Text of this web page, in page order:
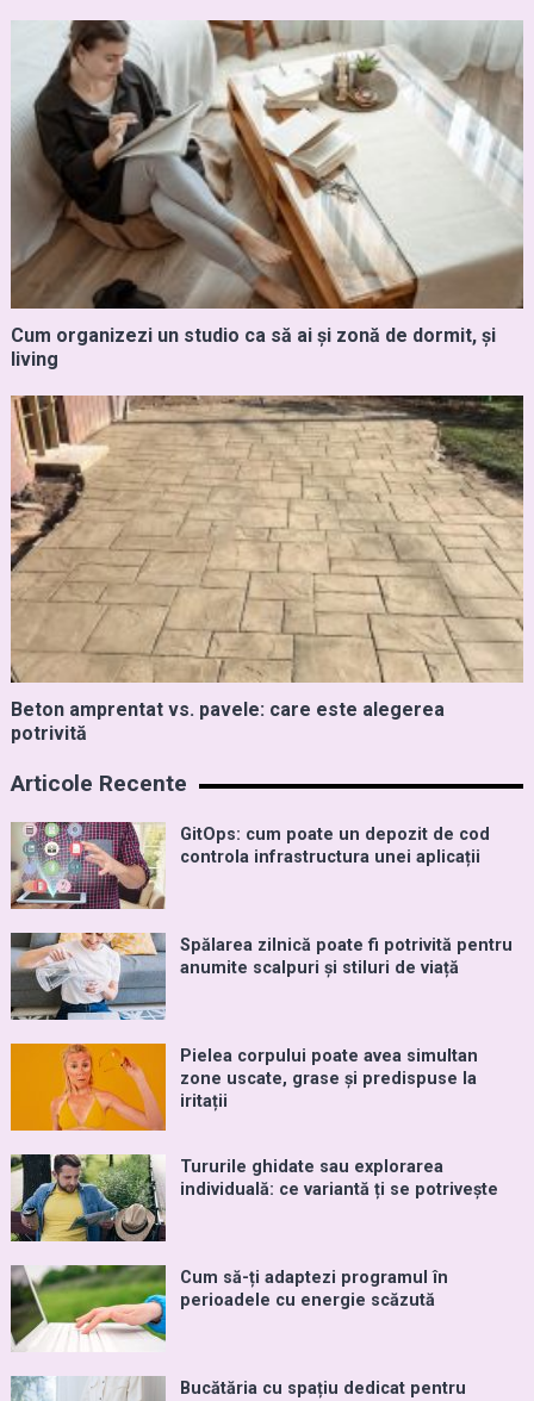
Cum organizezi un studio ca să ai și zonă de dormit, și
living
Beton amprentat vs. pavele: care este alegerea
potrivită
Articole Recente
GitOps: cum poate un depozit de cod
controla infrastructura unei aplicații
Spălarea zilnică poate fi potrivită pentru
anumite scalpuri și stiluri de viață
Pielea corpului poate avea simultan
zone uscate, grase și predispuse la
iritații
Tururile ghidate sau explorarea
individuală: ce variantă ți se potrivește
Cum să-ți adaptezi programul în
perioadele cu energie scăzută
Bucătăria cu spațiu dedicat pentru